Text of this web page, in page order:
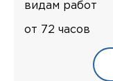
видам работ
от 72 часов